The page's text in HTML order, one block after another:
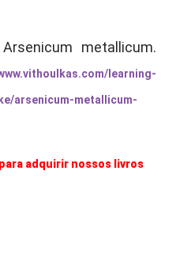
Arsenicum metallicum.
learning-
arsenicum-metallicum-
adquirir nossos livros